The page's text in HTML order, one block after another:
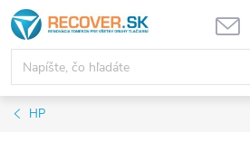
Prejsť
na
obsah
HP